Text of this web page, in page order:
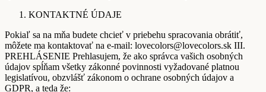
KONTAKTNÉ ÚDAJE
Pokiaľ sa na mňa budete chcieť v priebehu spracovania obrátiť,
môžete ma kontaktovať na e-mail: lovecolors@lovecolors.sk III.
PREHLÁSENIE Prehlasujem, že ako správca vašich osobných
údajov spĺňam všetky zákonné povinnosti vyžadované platnou
legislatívou, obzvlášť zákonom o ochrane osobných údajov a
GDPR, a teda že: